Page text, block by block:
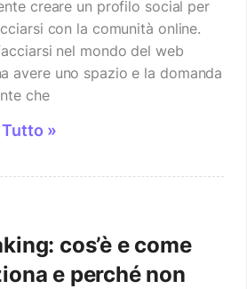
creare un profilo social per
con la comunità online.
nel mondo del web
avere uno spazio e la domanda
che
»
cos’è e come
e perché non